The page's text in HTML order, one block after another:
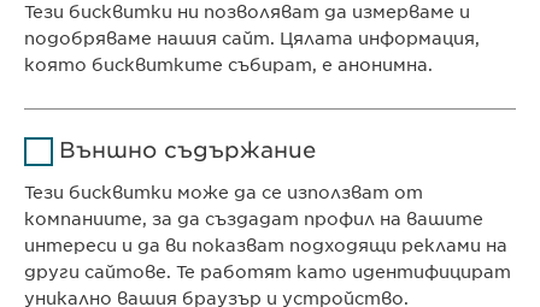
Ewopharma Ltd
ул. „8-ми декември“ № 13
КОНТАКТ
Телефон: +359 2 962 12 00
e-mail:info@ewopharma.bg
Продължителност 1 година
Цел
Съхранява състоянието
бисквитките на
потребителите.
Тези бисквитки ни позволяват да измерваме и
подобряваме нашия сайт. Цялата информация,
която бисквитките събират, е анонимна.
Продължителност 1 day
Цел Generates statistical data.
Външно съдържание
Тези бисквитки може да се използват от
компаниите, за да създадат профил на вашите
интереси и да ви показват подходящи реклами на
други сайтове. Те работят като идентифицират
уникално вашия браузър и устройство.